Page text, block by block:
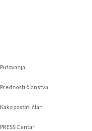
Putovanja
Prednosti članstva
Kako postati član
PRESS Centar